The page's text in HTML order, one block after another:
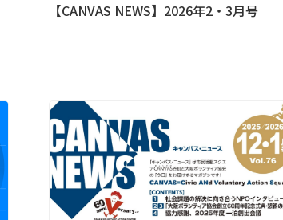
【CANVAS NEWS】2026年2・3月号